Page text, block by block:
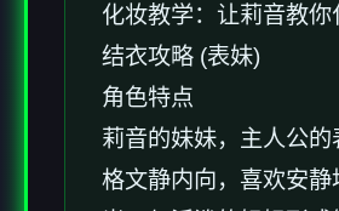
化妆教学：让莉音教你
结衣攻略 (表妹)
角色特点
莉音的妹妹，主人公的
格文静内向，喜欢安静